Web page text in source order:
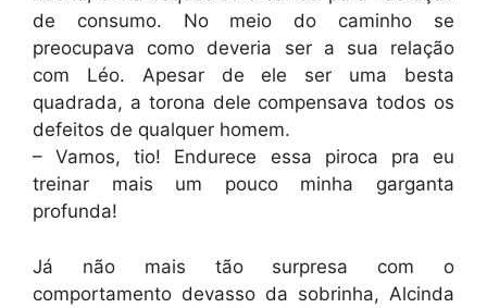
de consumo. No meio do caminho se
preocupava como deveria ser a sua relação
com Léo. Apesar de ele ser uma besta
quadrada, a torona dele compensava todos os
defeitos de qualquer homem.
– Vamos, tio! Endurece essa piroca pra eu
treinar mais um pouco minha garganta
profunda!
Já não mais tão surpresa com o
comportamento devasso da sobrinha, Alcinda